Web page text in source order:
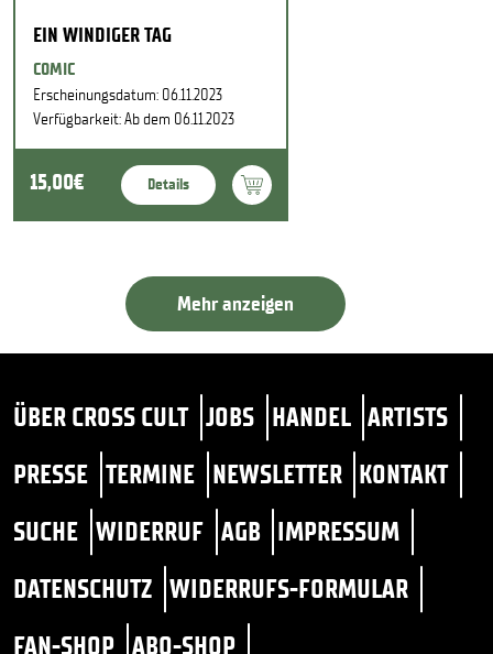
EIN WINDIGER TAG
COMIC
Erscheinungsdatum: 06.11.2023
Verfügbarkeit: Ab dem 06.11.2023
15,00€ Details
Mehr anzeigen
ÜBER CROSS CULT JOBS HANDEL ARTISTS
PRESSE TERMINE NEWSLETTER KONTAKT
SUCHE WIDERRUF AGB IMPRESSUM
DATENSCHUTZ WIDERRUFS-FORMULAR
FAN-SHOP ABO-SHOP